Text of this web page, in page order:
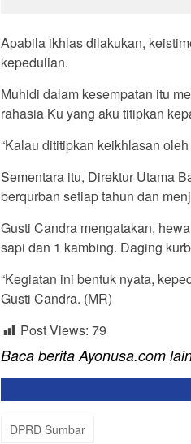
Apabila ikhlas dilakukan,
kepedulian.
Muhidi dalam kesempatan itu
rahasia Ku yang aku titipkan
“Kalau dititipkan keikhlasan
Sementara itu, Direktur Utama
berqurban setiap tahun dan
Gusti Candra mengatakan,
sapi dan 1 kambing. Daging
“Kegiatan ini bentuk nyata,
Gusti Candra. (MR)
Post Views: 79
Baca berita Ayonusa.com
DPRD Sumbar